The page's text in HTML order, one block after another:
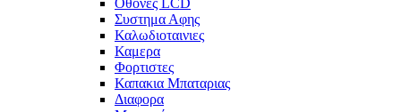
Οθονες LCD
Συστημα Αφης
Καλωδιοταινιες
Καμερα
Φορτιστες
Καπακια Μπαταριας
Διαφορα